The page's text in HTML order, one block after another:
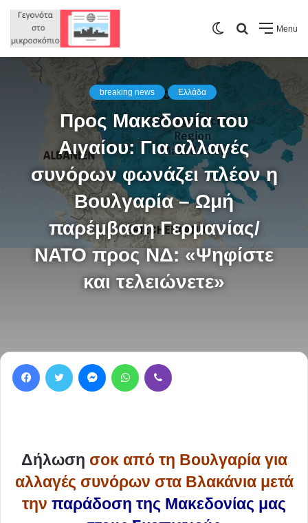
Menu
Search
Switch
breaking news Ελλάδα
Προς Μακεδονία του
Αιγαίου: Για αλλαγές
συνόρων φωνάζει πλέον η
Βουλγαρία – Ωμή
παρέμβαση Γερμανίας/
ΝΑΤΟ προς ΝΔ: «Ψηφίστε
και τελειώνετε»
Δήλωση σοκ από τη Βουλγαρία για
αλλαγές συνόρων στα Βλακάνια μετά
την παράδοση της Μακεδονίας μας